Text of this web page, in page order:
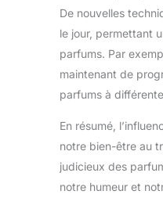
De nouvelles
le jour, permettant
parfums. Par
maintenant de
parfums à
En résumé,
notre bien-être au
judicieux des
notre humeur et